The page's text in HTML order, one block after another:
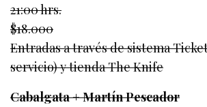
21:00 hrs.
$18.000
Entradas a través de sistema
servicio) y tienda The Knife
Cabalgata + Martín Pescador